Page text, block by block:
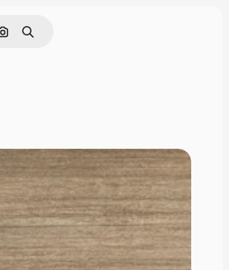
Nach Bild suchen
Suchen